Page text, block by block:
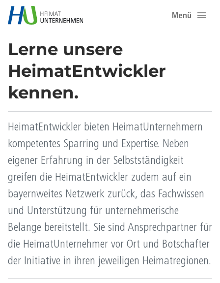
Menü
Lerne unsere
HeimatEntwickler
kennen.
HeimatEntwickler bieten HeimatUnternehmern
kompetentes Sparring und Expertise. Neben
eigener Erfahrung in der Selbstständigkeit
greifen die HeimatEntwickler zudem auf ein
bayernweites Netzwerk zurück, das Fachwissen
und Unterstützung für unternehmerische
Belange bereitstellt. Sie sind Ansprechpartner für
die HeimatUnternehmer vor Ort und Botschafter
der Initiative in ihren jeweiligen Heimatregionen.